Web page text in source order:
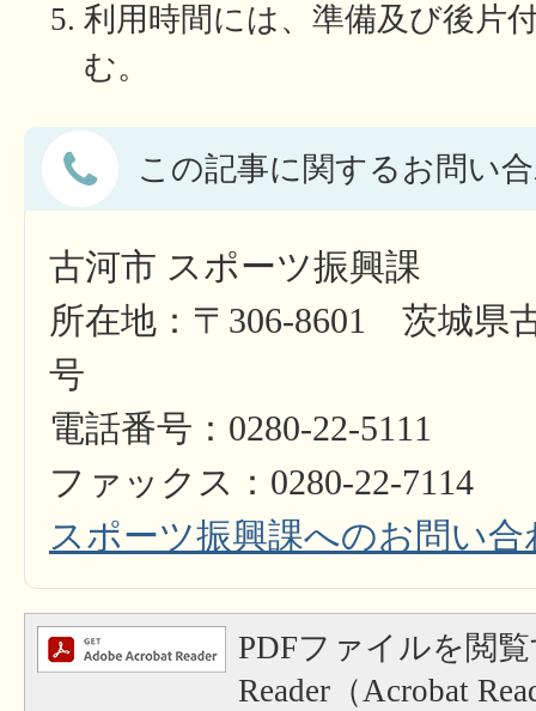
利用時間には、準備及び後片
む。
この記事に関するお問い
古河市 スポーツ振興課
所在地：〒306-8601 茨城県
号
電話番号：0280-22-5111
ファックス：0280-22-7114
スポーツ振興課へのお問い合
PDFファイルを閲
Reader（Acrobat